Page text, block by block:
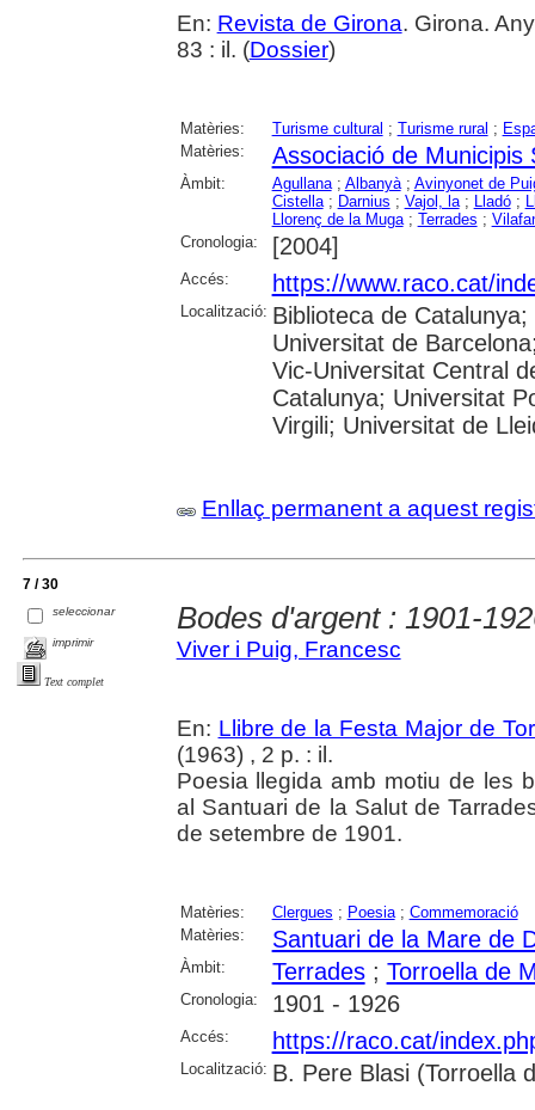
En: Revista de Girona. Girona.
83 : il. (Dossier)
Matèries: Turisme cultural ; Turisme rural ;
Matèries:
Associació de Municipis
Àmbit: Agullana; Albanyà; Avinyonet de
Cistella; Darnius ; Vajol, la; Lladó;
Llorenç de la Muga; Terrades ;
Cronologia:
[2004]
Accés: https://www.raco.cat/
Localització: Biblioteca de
Universitat de
Vic-Universitat Central
Catalunya; Universitat
Virgili; Universitat de
Enllaç permanent a aquest
7 / 30
seleccionar
imprimir
Text complet
Bodes d'argent : 1901-
Viver i Puig, Francesc
En: Llibre de la Festa Major de
(1963) , 2 p. : il.
Poesia llegida amb motiu de les
al Santuari de la Salut de
de setembre de 1901.
Matèries: Clergues ; Poesia; Commemoració
Matèries:
Santuari de la Mare de
Àmbit: Terrades; Torroella de
Cronologia: 1901 - 1926
Accés: https://raco.cat/
Localització: B. Pere Blasi (Torroella